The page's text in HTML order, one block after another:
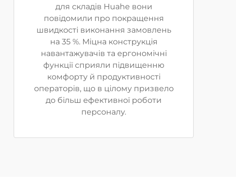
для складів Huahe вони
повідомили про покращення
швидкості виконання замовлень
на 35 %. Міцна конструкція
навантажувачів та ергономічні
функції сприяли підвищенню
комфорту й продуктивності
операторів, що в цілому призвело
до більш ефективної роботи
персоналу.